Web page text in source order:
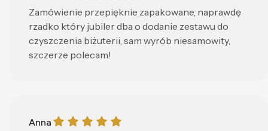
Zamówienie przepięknie zapakowane, naprawdę
rzadko który jubiler dba o dodanie zestawu do
czyszczenia biżuterii, sam wyrób niesamowity,
szczerze polecam!
Anna
Anna gave a rating of: 5